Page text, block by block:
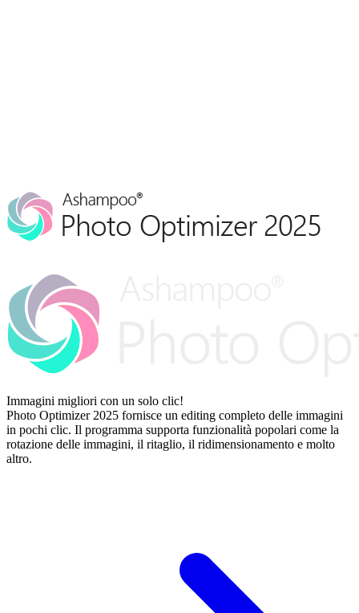
Immagini migliori con un solo clic!
Photo Optimizer 2025 fornisce un editing completo delle immagini
in pochi clic. Il programma supporta funzionalità popolari come la
rotazione delle immagini, il ritaglio, il ridimensionamento e molto
altro.